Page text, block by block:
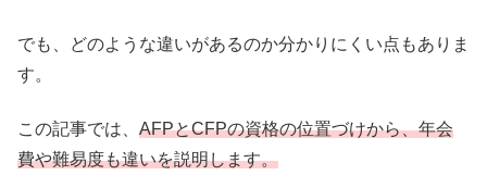
でも、どのような違いがあるのか分かりにくい点もありま
す。
この記事では、 AFPとCFPの資格の位置づけから、年会
費や難易度も違いを説明します。